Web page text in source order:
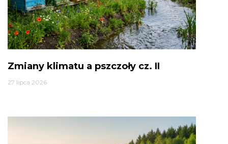
Zmiany klimatu a pszczoły cz. II
27 lipca 2026